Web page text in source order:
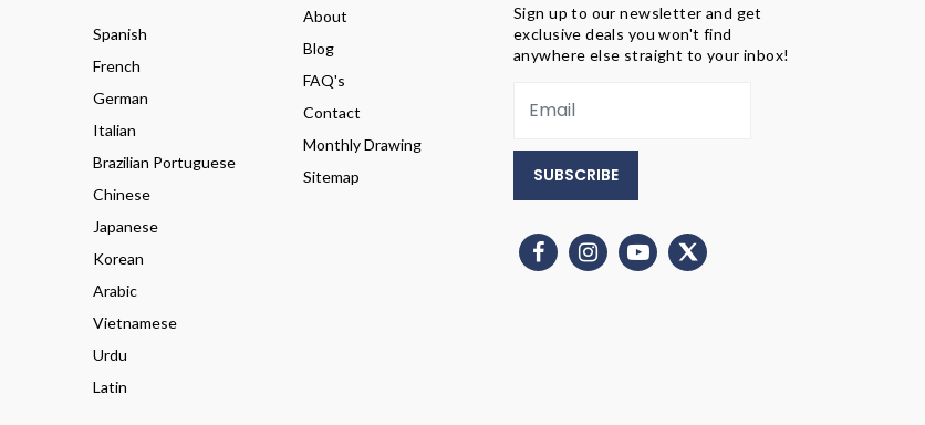
Spanish
French
German
Italian
Brazilian Portuguese
Chinese
Japanese
Korean
Arabic
Vietnamese
Urdu
Latin
About
Blog
FAQ's
Contact
Monthly Drawing
Sitemap
Sign up to our newsletter and get
exclusive deals you won't find
anywhere else straight to your inbox!
SUBSCRIBE